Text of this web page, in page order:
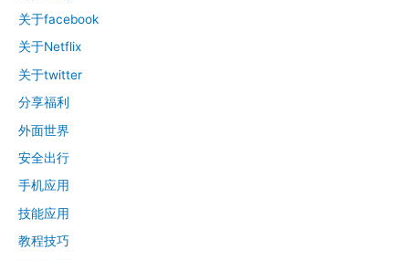
关于facebook
关于Netflix
关于twitter
分享福利
外面世界
安全出行
手机应用
技能应用
教程技巧